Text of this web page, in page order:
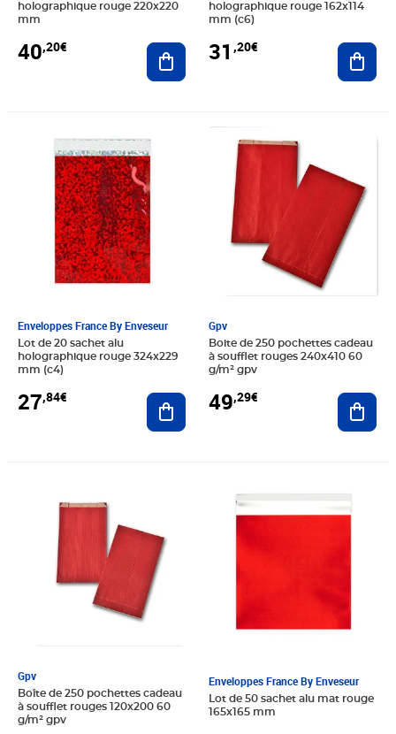
holographique rouge 220x220
mm
40,20€ Ajouter au panier
holographique rouge 162x114
mm (c6)
31 ,20€
Enveloppes France By Enveseur
Lot de 20 sachet alu
holographique rouge 324x229
mm (c4)
27,84€
Prix 27,84€
Ajouter au panier
Gpv
Boite de 250 pochettes cadeau
à soufflet rouges 240x410 60
g/m² gpv
49,29€
Prix 49,29€
Gpv
Boîte de 250 pochettes cadeau
à soufflet rouges 120x200 60
g/m² gpv
Enveloppes France By Enveseur
Lot de 50 sachet alu mat rouge
165x165 mm